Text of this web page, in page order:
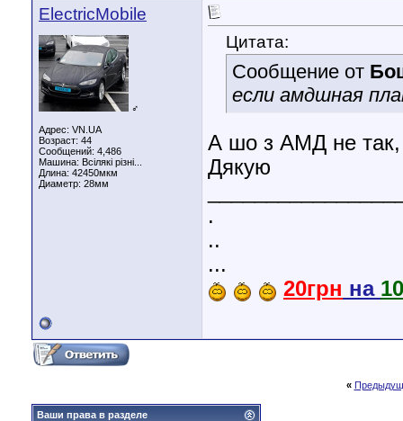
ElectricMobile
♂
Адрес: VN.UA
Возраст: 44
Сообщений: 4,486
Машина: Всілякі різні...
Длина: 42450мкм
Диаметр: 28мм
Цитата:
Сообщение от
если амдшная
А шо з АМД не так,
Дякую
.
..
...
20грн на
«
Ваши права в разделе